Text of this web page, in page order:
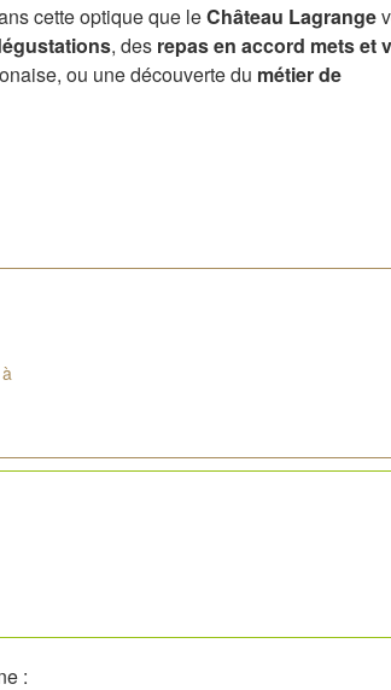
cette optique que leChâteau Lagrange
, des repas en accord mets et
ou une découverte du métier de
: